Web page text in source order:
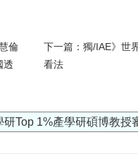
倫
透
下一篇：獨/IAE》世
看法
Top 1%產學研碩博教授